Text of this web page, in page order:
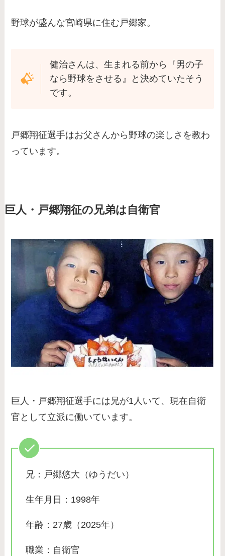
野球が盛んな宮崎県に住む戸郷家。
健治さんは、生まれる前から『男の子
なら野球をさせる』と決めていたそう
です。
戸郷翔征選手はお父さんから野球の楽しさを教わ
っています。
巨人・戸郷翔征の兄弟は自衛官
巨人・戸郷翔征選手には兄が1人いて、現在自衛
官として立派に働いています。
兄：戸郷悠大（ゆうだい）
生年月日：1998年
年齢：27歳（2025年）
職業：自衛官